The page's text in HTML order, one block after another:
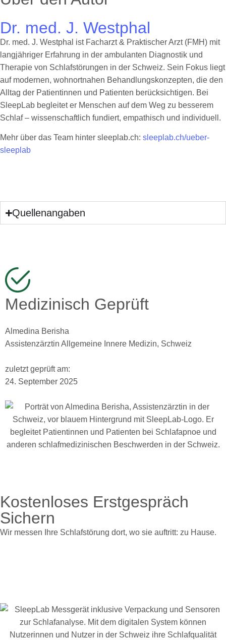
Dr. med. J. Westphal
Dr. med. J. Westphal ist Facharzt & Praktischer Arzt (FMH) mit
langjähriger Erfahrung in der ambulanten Diagnostik und
Therapie von Schlafstörungen in der Schweiz. Sein Fokus liegt
auf modernen, wohnortnahen Behandlungskonzepten, die den
Alltag der Patientinnen und Patienten berücksichtigen. Bei
SleepLab begleitet er Menschen auf dem Weg zu besserem
Schlaf – wissenschaftlich fundiert, empathisch und individuell.
Mehr über das Team hinter sleeplab.ch: sleeplab.ch/ueber-
sleeplab
Quellenangaben
Medizinisch Geprüft
Almedina Berisha
Assistenzärztin Allgemeine Innere Medizin, Schweiz
zuletzt geprüft am:
24. September 2025
Kostenloses Erstgespräch
Sichern
Wir messen Ihre Schlafstörung dort, wo sie auftritt: zu Hause.